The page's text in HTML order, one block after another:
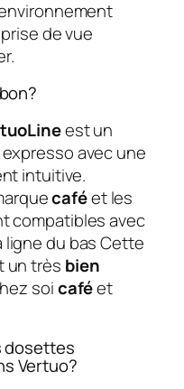
de vue
est un
avec une
intuitive.
caféet les
compatibles avec
ligne du bas Cette
un très bien
soicaféet
dosettes
Vertuo?